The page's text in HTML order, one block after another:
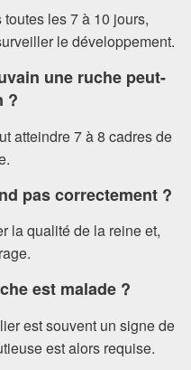
les 7 à 10 jours,
le développement.
une ruche peut-
?
atteindre 7 à 8 cadres de
pas correctement ?
la qualité de la reine et,
est malade ?
est souvent un signe de
est alors requise.